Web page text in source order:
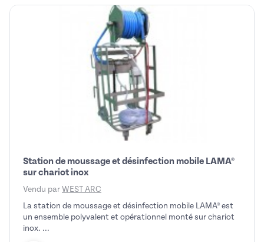
Station de moussage et désinfection mobile LAMA®
sur chariot inox
Vendu par WEST ARC
La station de moussage et désinfection mobile LAMA® est
un ensemble polyvalent et opérationnel monté sur chariot
inox. ...